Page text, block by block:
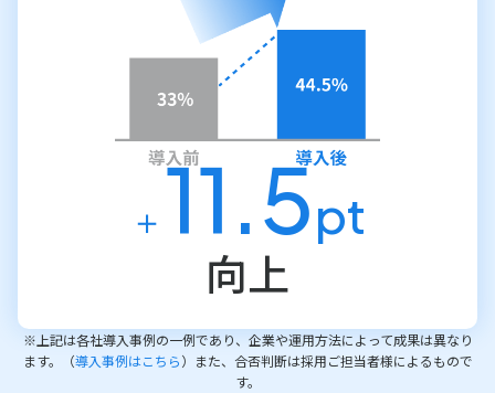
＋ 11.5pt
向上
※上記は各社導入事例の一例であり、企業や運用方法によって成果は異なり
ます。（導入事例はこちら）また、合否判断は採用ご担当者様によるもので
す。